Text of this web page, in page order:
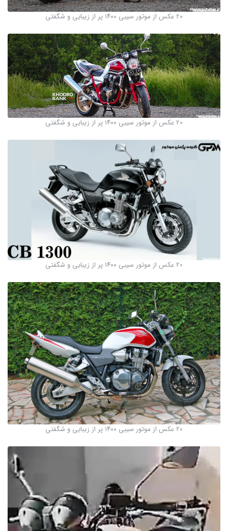
20 عکس از موتور سیبی ۱۴۰۰ پر از زیبایی و شگفتی
20 عکس از موتور سیبی ۱۴۰۰ پر از زیبایی و شگفتی
20 عکس از موتور سیبی ۱۴۰۰ پر از زیبایی و شگفتی
20 عکس از موتور سیبی ۱۴۰۰ پر از زیبایی و شگفتی